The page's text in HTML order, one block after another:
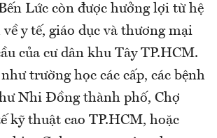
Lức còn được hưởng lợi từ hệ
y tế, giáo dục và thương mại
của cư dân khu Tây TP.HCM.
trường học các cấp, các bệnh
Nhi Đồng thành phố, Chợ
kỹ thuật cao TP.HCM, hoặc